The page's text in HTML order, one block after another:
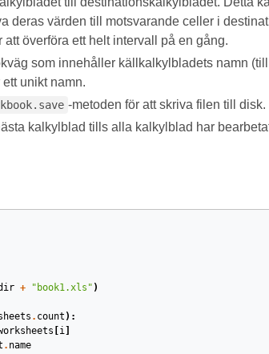
deras värden till motsvarande celler i
att överföra ett helt intervall på en gång.
som innehåller källkalkylbladets namn (till
unikt namn.
-metoden för att skriva filen till disk.
kalkylblad tills alla kalkylblad har
+ "book1.xls" )
. count ):
i]
. name